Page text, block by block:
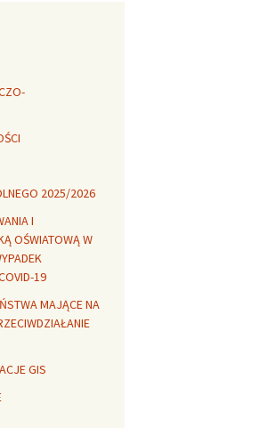
2025/2026
I
OŚWIATOWĄ W
19
MAJĄCE NA
GIS